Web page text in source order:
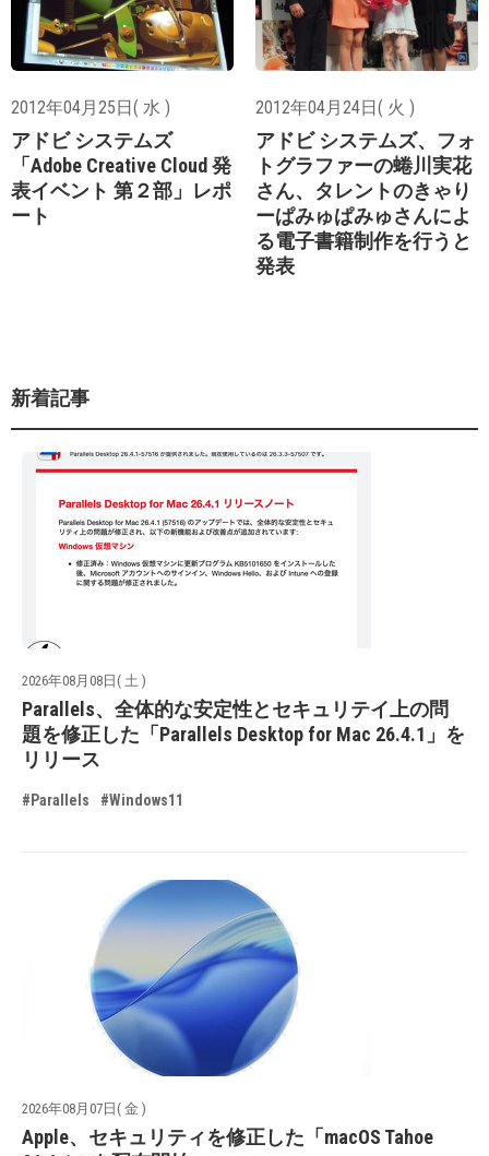
2012年04月25日( 水 )
アドビ システムズ
「Adobe Creative Cloud 発
表イベント 第２部」レポ
ート
2012年04月24日( 火 )
アドビ システムズ、フォ
トグラファーの蜷川実花
さん、タレントのきゃり
ーぱみゅぱみゅさんによ
る電子書籍制作を行うと
発表
新着記事
2026年08月08日( 土 )
Parallels、全体的な安定性とセキュリテイ上の問
題を修正した「Parallels Desktop for Mac 26.4.1」を
リリース
#Parallels #Windows11
2026年08月07日( 金 )
Apple、セキュリティを修正した「macOS Tahoe